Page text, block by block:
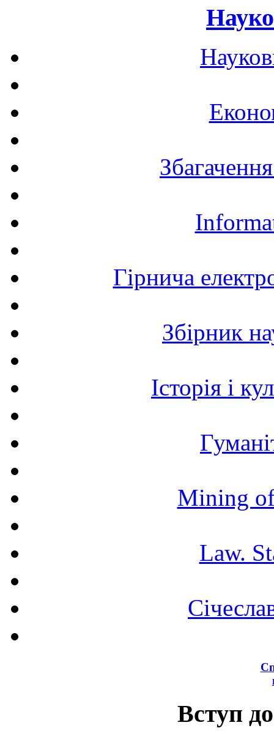
Гірнича
Збірник
Історія і
Mining
Law.
Вступ